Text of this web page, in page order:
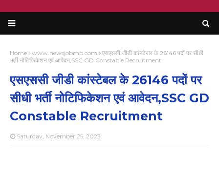
Home www.newsjobmp.com
एसएससी जीडी कांस्टेबल के 26146 पदों पर सीधी
भर्ती नोटिफिकेशन एवं आवेदन,SSC GD Constable Recruitment
एसएससी जीडी कांस्टेबल के 26146 पदों पर
सीधी भर्ती नोटिफिकेशन एवं आवेदन,SSC GD
Constable Recruitment
Saturday, November 25, 2023